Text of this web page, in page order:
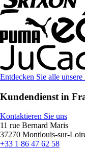
Entdecken Sie alle unsere
Kundendienst in
Kontaktieren Sie uns
11 rue Bernard Maris
37270 Montlouis-sur-
+33 1 86 47 62 58